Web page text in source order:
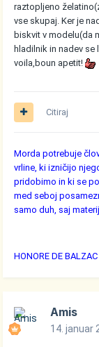
raztopljeno
vse skupaj. Ker je
biskvit v modelu(da
hladilnik in nadev
voila,boun apetit!
Citiraj
Morda potrebuje
vrline, ki izničijo
pridobimo in ki se
med seboj
samo duh, saj
HONORE DE BALZAC
Amis
14. januar